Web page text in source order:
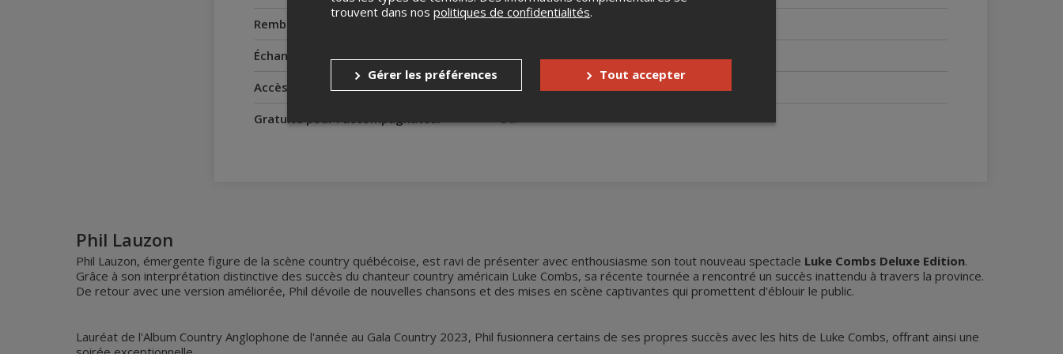
Remboursements
Échanges
Aucun échange
Accès pour personnes à mobilité réduite
Oui
Gratuité pour l'accompagnateur
Oui
Phil Lauzon
Phil Lauzon, émergente figure de la scène country québécoise, est ravi de présenter avec enthousiasme son tout nouveau spectacle Luke Combs Deluxe Edition.
Grâce à son interprétation distinctive des succès du chanteur country américain Luke Combs, sa récente tournée a rencontré un succès inattendu à travers la province.
De retour avec une version améliorée, Phil dévoile de nouvelles chansons et des mises en scène captivantes qui promettent d'éblouir le public.
Lauréat de l'Album Country Anglophone de l'année au Gala Country 2023, Phil fusionnera certains de ses propres succès avec les hits de Luke Combs, offrant ainsi une
trouvent dans nos politiques de confidentialités.
Gérer les préférences Tout accepter